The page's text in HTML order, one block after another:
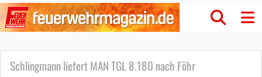
Schlingmann liefert MAN TGL 8.180 nach Föhr